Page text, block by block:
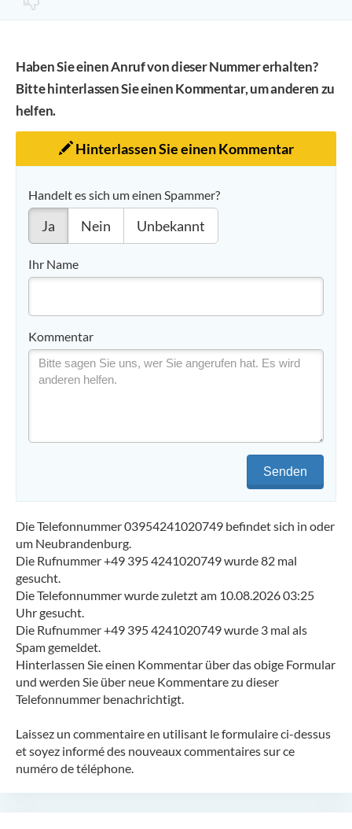
Haben Sie einen Anruf von dieser Nummer erhalten?
Bitte hinterlassen Sie einen Kommentar, um anderen zu
helfen.
Hinterlassen Sie einen Kommentar
Handelt es sich um einen Spammer?
Ja Nein Unbekannt
Ihr Name
Kommentar
Senden
Die Telefonnummer 03954241020749 befindet sich in oder
um Neubrandenburg.
Die Rufnummer +49 395 4241020749 wurde 82 mal
gesucht.
Die Telefonnummer wurde zuletzt am 10.08.2026 03:25
Uhr gesucht.
Die Rufnummer +49 395 4241020749 wurde 3 mal als
Spam gemeldet.
Hinterlassen Sie einen Kommentar über das obige Formular
und werden Sie über neue Kommentare zu dieser
Telefonnummer benachrichtigt.
Laissez un commentaire en utilisant le formulaire ci-dessus
et soyez informé des nouveaux commentaires sur ce
numéro de téléphone.